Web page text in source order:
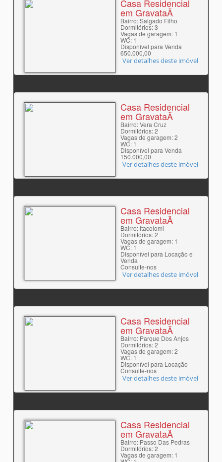
Casa Residencial
em GravataÃ­
Bairro: Salgado Filho
Dormitórios: 3
Vagas de garagem: 1
WC: 1
Disponível para Venda
650.000,00
Ver detalhes deste imóvel
Casa Residencial
em GravataÃ­
Bairro: Vera Cruz
Dormitórios: 2
Vagas de garagem: 2
WC: 1
Disponível para Venda
150.000,00
Ver detalhes deste imóvel
Casa Residencial
em GravataÃ­
Bairro: Itacolomi
Dormitórios: 2
Vagas de garagem: 1
WC: 1
Disponível para Locação e
Venda
Consulte-nos
Ver detalhes deste imóvel
Casa Residencial
em GravataÃ­
Bairro: Parque Dos Anjos
Dormitórios: 2
Vagas de garagem: 2
WC: 1
Disponível para Locação
Consulte-nos
Ver detalhes deste imóvel
Casa Residencial
em GravataÃ­
Bairro: Passo Das Pedras
Dormitórios: 2
Vagas de garagem: 1